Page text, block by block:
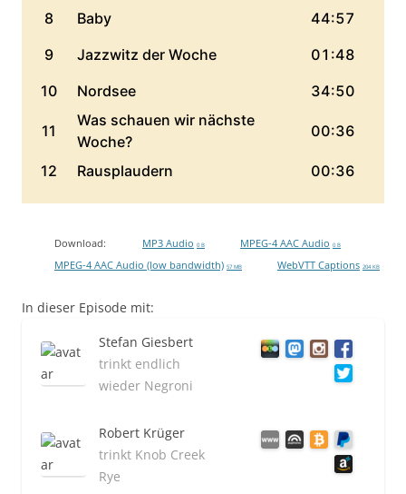
Download: MP3 Audio 0 B MPEG-4 AAC Audio 0 B
MPEG-4 AAC Audio (low bandwidth) 57 MB WebVTT Captions 204 KB
In dieser Episode mit:
Stefan Giesbert
trinkt endlich
wieder Negroni
Robert Krüger
trinkt Knob Creek
Rye